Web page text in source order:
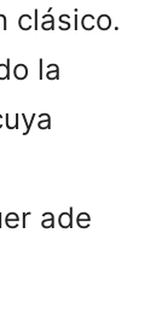
clásico.
la
ade